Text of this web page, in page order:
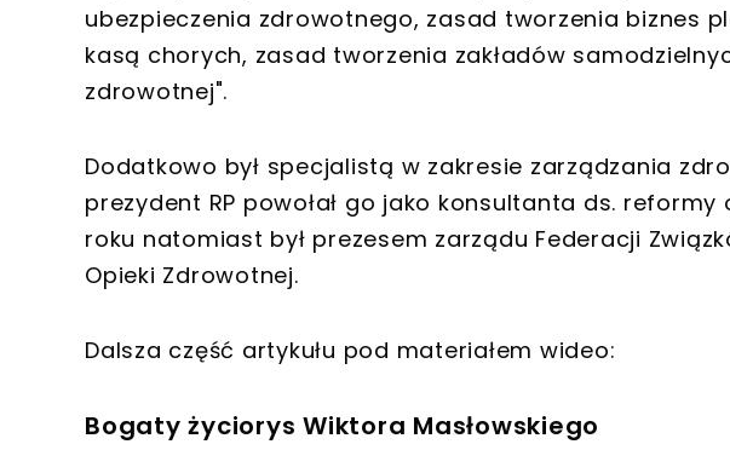
ubezpieczenia zdrowotnego, zasad tworzenia biznes
kasą chorych, zasad tworzenia zakładów
zdrowotnej".
Dodatkowo był specjalistą w zakresie zarządzania
prezydent RP powołał go jako konsultanta ds. reformy
roku natomiast był prezesem zarządu Federacji
Opieki Zdrowotnej.
Dalsza część artykułu pod materiałem wideo:
Bogaty życiorys Wiktora Masłowskiego